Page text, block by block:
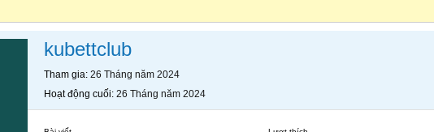
kubettclub
Tham gia 26 Tháng năm 2024
Hoạt động cuối 26 Tháng năm 2024